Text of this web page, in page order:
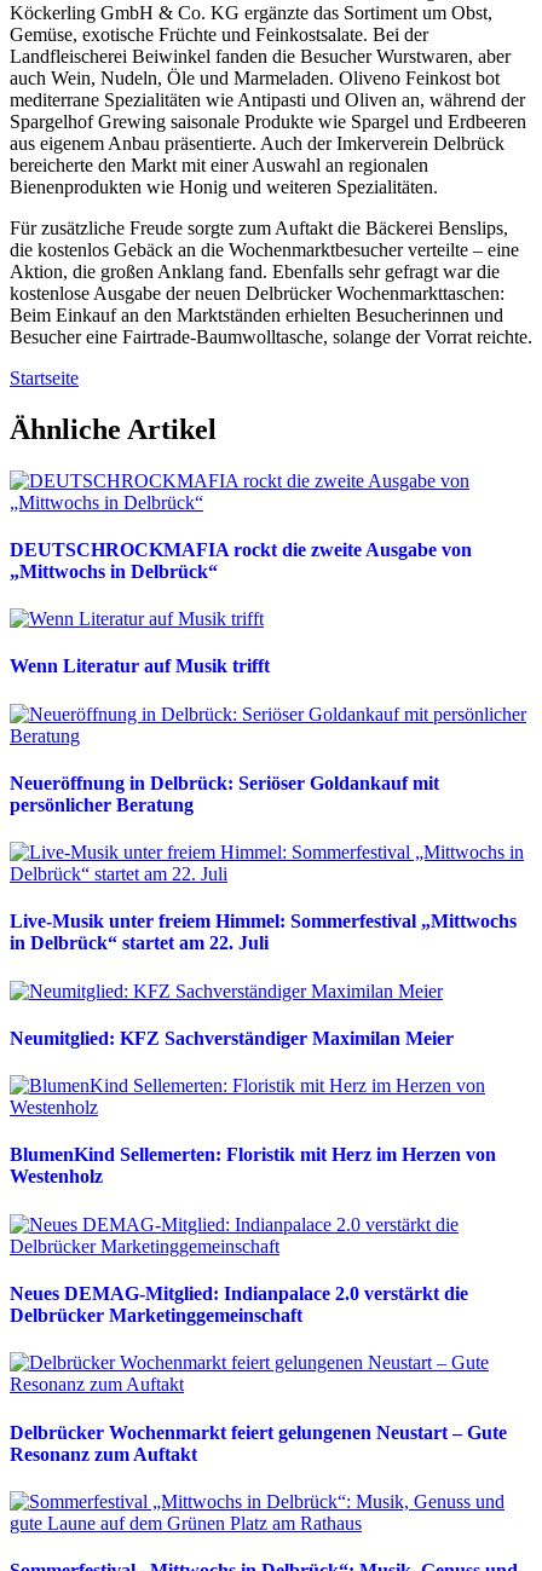
Köckerling GmbH & Co. KG ergänzte das Sortiment um Obst,
Gemüse, exotische Früchte und Feinkostsalate. Bei der
Landfleischerei Beiwinkel fanden die Besucher Wurstwaren, aber
auch Wein, Nudeln, Öle und Marmeladen. Oliveno Feinkost bot
mediterrane Spezialitäten wie Antipasti und Oliven an, während der
Spargelhof Grewing saisonale Produkte wie Spargel und Erdbeeren
aus eigenem Anbau präsentierte. Auch der Imkerverein Delbrück
bereicherte den Markt mit einer Auswahl an regionalen
Bienenprodukten wie Honig und weiteren Spezialitäten.
Für zusätzliche Freude sorgte zum Auftakt die Bäckerei Benslips,
die kostenlos Gebäck an die Wochenmarktbesucher verteilte – eine
Aktion, die großen Anklang fand. Ebenfalls sehr gefragt war die
kostenlose Ausgabe der neuen Delbrücker Wochenmarkttaschen:
Beim Einkauf an den Marktständen erhielten Besucherinnen und
Besucher eine Fairtrade-Baumwolltasche, solange der Vorrat reichte.
Startseite
Ähnliche Artikel
DEUTSCHROCKMAFIA rockt die zweite Ausgabe von
„Mittwochs in Delbrück“
Wenn Literatur auf Musik trifft
Neueröffnung in Delbrück: Seriöser Goldankauf mit
persönlicher Beratung
Live-Musik unter freiem Himmel: Sommerfestival „Mittwochs
in Delbrück“ startet am 22. Juli
Neumitglied: KFZ Sachverständiger Maximilan Meier
BlumenKind Sellemerten: Floristik mit Herz im Herzen von
Westenholz
Neues DEMAG-Mitglied: Indianpalace 2.0 verstärkt die
Delbrücker Marketinggemeinschaft
Delbrücker Wochenmarkt feiert gelungenen Neustart – Gute
Resonanz zum Auftakt